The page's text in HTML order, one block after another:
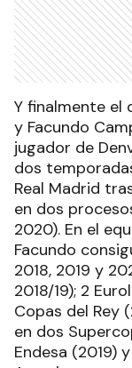
Y finalmente el
y Facundo
jugador de
dos
Real Madrid
en dos
2020). En el
Facundo
2018, 2019 y
2018/19); 2
Copas del Rey
en dos
Endesa (2019)